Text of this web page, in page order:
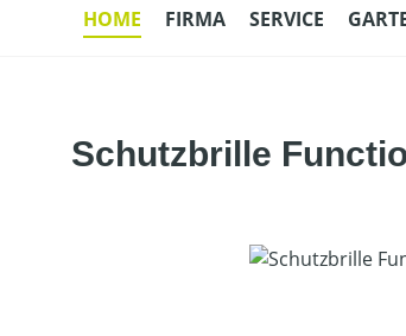
HOME FIRMA SERVICE
Schutzbrille
Bildergalerie überspringen